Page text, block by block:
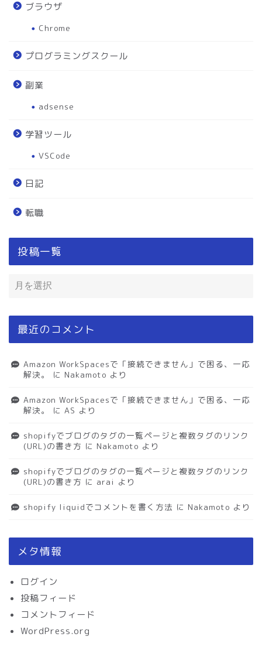
ブラウザ
Chrome
プログラミングスクール
副業
adsense
学習ツール
VSCode
日記
転職
投稿一覧
最近のコメント
Amazon WorkSpacesで「接続できません」で困る、一応
解決。
に Nakamoto より
Amazon WorkSpacesで「接続できません」で困る、一応
解決。
に AS より
shopifyでブログのタグの一覧ページと複数タグのリンク
(URL)の書き方 に Nakamoto より
shopifyでブログのタグの一覧ページと複数タグのリンク
(URL)の書き方 に arai より
shopify liquidでコメントを書く方法 に Nakamoto より
メタ情報
ログイン
投稿フィード
コメントフィード
WordPress.org